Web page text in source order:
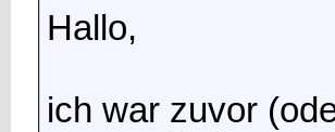
Hallo,
ich war zuvor